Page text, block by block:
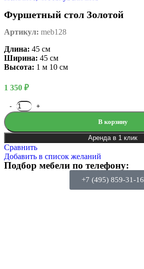
Фуршетный стол Золотой
Артикул: meb128
Длина: 45 см
Ширина: 45 см
Высота: 1 м 10 см
1 350 ₽
В корзину
Аренда в 1 клик
Сравнить
Добавить в список желаний
Подбор мебели по телефону:
+7 (495) 859-31-16